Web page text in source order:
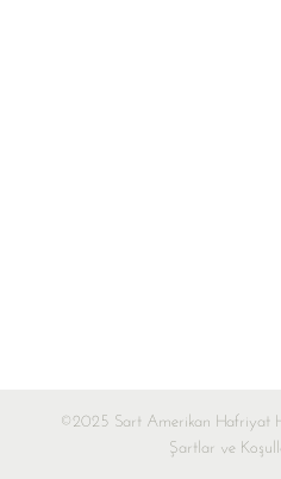
©2025 Sart Amerikan Hafriyat
Şartlar ve